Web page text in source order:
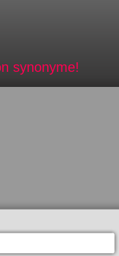
synonyme!